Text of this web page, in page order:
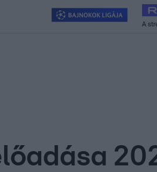
Exek csatája 2026